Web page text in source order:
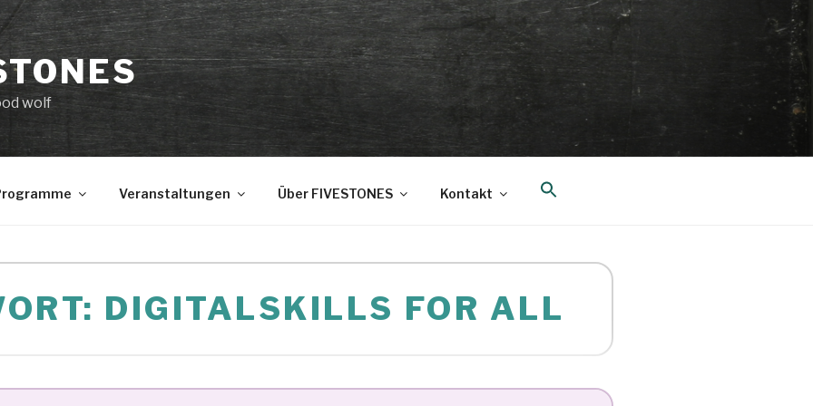
wolf
Veranstaltungen Über FIVESTONES Kontakt
DIGITALSKILLS FOR ALL